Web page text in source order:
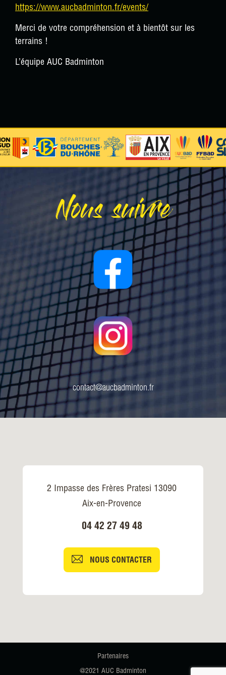
https://www.aucbadminton.fr/events/
Merci de votre compréhension et à bientôt sur les
terrains !
L’équipe AUC Badminton
Nous suivre
contact@aucbadminton.fr
2 Impasse des Frères Pratesi 13090
Aix-en-Provence
04 42 27 49 48
NOUS CONTACTER
Partenaires
@2021 AUC Badminton